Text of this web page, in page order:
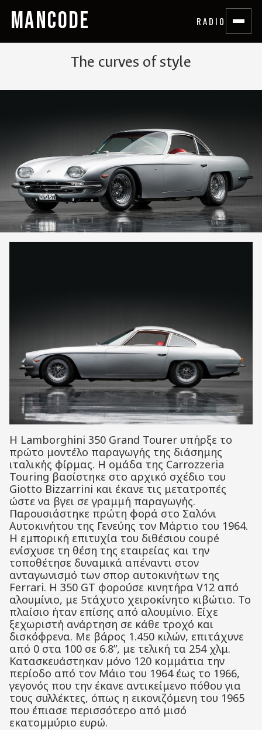
MANCODE RADIO
The curves of style
H Lamborghini 350 Grand Tourer υπήρξε το
πρώτο μοντέλο παραγωγής της διάσημης
ιταλικής φίρμας. Η ομάδα της Carrozzeria
Touring βασίστηκε στο αρχικό σχέδιο του
Giotto Bizzarrini και έκανε τις μετατροπές
ώστε να βγει σε γραμμή παραγωγής.
Παρουσιάστηκε πρώτη φορά στο Σαλόνι
Αυτοκινήτου της Γενεύης τον Μάρτιο του 1964.
Η εμπορική επιτυχία του διθέσιου coupé
ενίσχυσε τη θέση της εταιρείας και την
τοποθέτησε δυναμικά απέναντι στον
ανταγωνισμό των σπορ αυτοκινήτων της
Ferrari. H 350 GT φορούσε κινητήρα V12 από
αλουμίνιο, με 5τάχυτο χειροκίνητο κιβώτιο. Το
πλαίσιο ήταν επίσης από αλουμίνιο. Είχε
ξεχωριστή ανάρτηση σε κάθε τροχό και
δισκόφρενα. Με βάρος 1.450 κιλών, επιτάχυνε
από 0 στα 100 σε 6.8”, με τελική τα 254 χλμ.
Κατασκευάστηκαν μόνο 120 κομμάτια την
περίοδο από τον Μάιο του 1964 έως το 1966,
γεγονός που την έκανε αντικείμενο πόθου για
τους συλλέκτες, όπως η εικονιζόμενη του 1965
που έπιασε περισσότερο από μισό
εκατομμύριο ευρώ.